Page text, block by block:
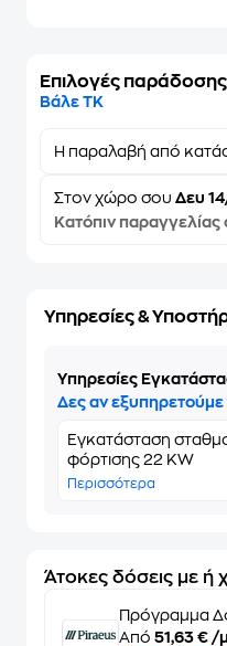
Επιλογές παράδοσης
Βάλε ΤΚ
Η παραλαβή από
Στον χώρο σου Δευ
Κατόπιν
Υπηρεσίες &
Υπηρεσίες
Δες αν εξυπηρετούμε
Εγκατάσταση
φόρτισης 22 KW
Περισσότερα
Άτοκες δόσεις με ή
Πρόγραμμα
Από 51,63 € /